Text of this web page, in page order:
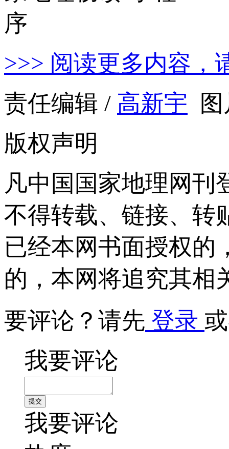
>>> 阅读更多内容，
责任编辑 / 高新宇
版权声明
凡中国国家地理网刊
不得转载、链接、转
已经本网书面授权的
的，本网将追究其相
要评论？请先 登录
我要评论
我要评论